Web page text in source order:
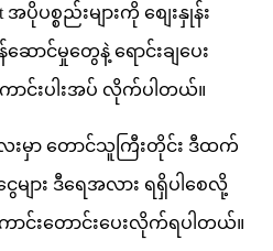
ပိုပစ္စည်းများကို စျေးနှုန်း
ာင်မှုတွေနဲ့ ရောင်းချပေး
ာင်းပါးအပ် လိုက်ပါတယ်။
းမှာ တောင်သူကြီးတိုင်း ဒီထက်
များ ဒီရေအလား ရရှိပါစေလို့
င်းတောင်းပေးလိုက်ရပါတယ်။